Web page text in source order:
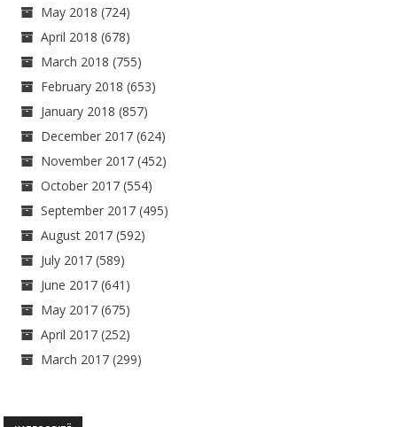
May 2018 (724)
April 2018 (678)
March 2018 (755)
February 2018 (653)
January 2018 (857)
December 2017 (624)
November 2017 (452)
October 2017 (554)
September 2017 (495)
August 2017 (592)
July 2017 (589)
June 2017 (641)
May 2017 (675)
April 2017 (252)
March 2017 (299)